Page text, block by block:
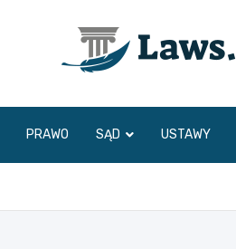
PRAWO SĄD USTAWY